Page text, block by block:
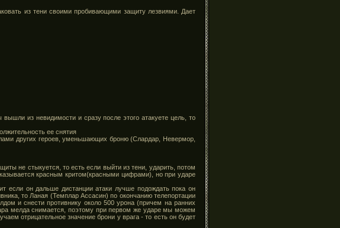
из тени своими пробивающими защиту лезвиями. Дает
из невидимости и сразу после этого атакуете цель, то
ее снятия
других героев, уменьшающих броню (Слардар, Невермор,
не стыкуется, то есть если выйти из тени, ударить, потом
красным критом(красными цифрами), но при ударе
он дальше дистанции атаки лучше подождать пока он
то Ланая (Темплар Ассасин) по окончанию телепортации
и снести противнику около 500 урона (причем на ранних
мелда снимается, поэтому при первом же ударе мы можем
отрицательное значение брони у врага - то есть он будет